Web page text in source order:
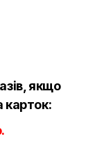
якщо
карток: